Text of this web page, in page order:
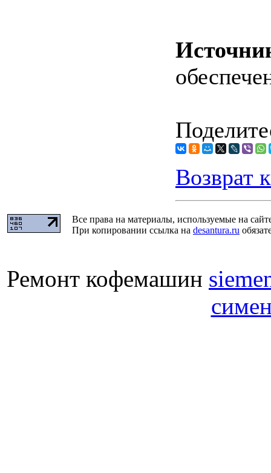
Возврат
Все права на материалы, используемые на
При копировании ссылка на desantura.ru
Ремонт кофемашин